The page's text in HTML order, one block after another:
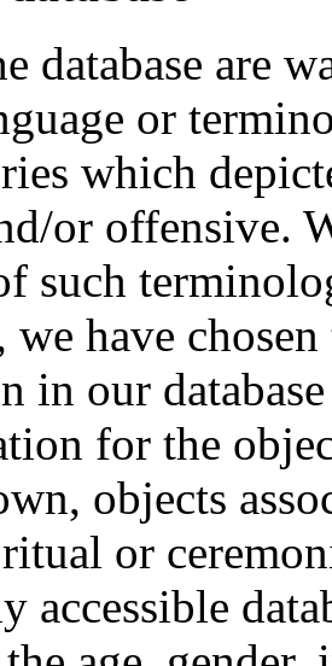
database are
or
which
or offensive.
such
have
in our
for the
objects
or
accessible